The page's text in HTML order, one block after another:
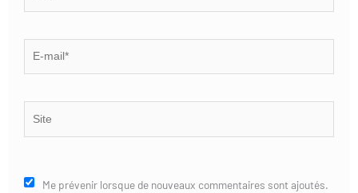
mail*
Me prévenir lorsque de nouveaux commentaires sont ajoutés.